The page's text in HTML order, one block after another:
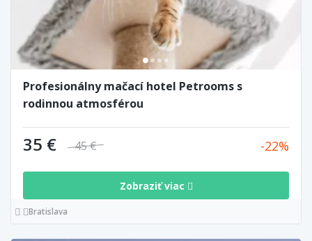
Profesionálny mačací hotel Petrooms s
rodinnou atmosférou
35 € 45 € 22
Zobraziť viac
Bratislava